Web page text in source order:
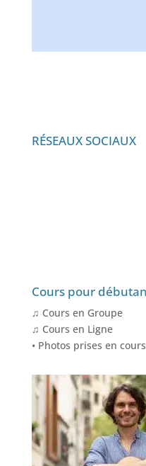
RÉSEAUX SOCIAUX
Cours pour
♫ Cours en Groupe
♫ Cours en Ligne
• Photos prises en